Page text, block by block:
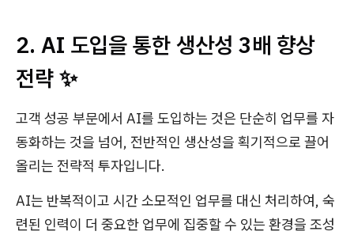
2. AI 도입을 통한 생산성 3배 향상
전략 ✨
고객 성공 부문에서 AI를 도입하는 것은 단순히 업무를 자
동화하는 것을 넘어, 전반적인 생산성을 획기적으로 끌어
올리는 전략적 투자입니다.
AI는 반복적이고 시간 소모적인 업무를 대신 처리하여, 숙
련된 인력이 더 중요한 업무에 집중할 수 있는 환경을 조성